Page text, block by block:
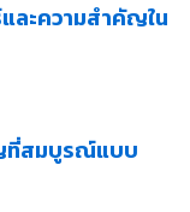
ละความสำคัญใน
ที่สมบูรณ์แบบ